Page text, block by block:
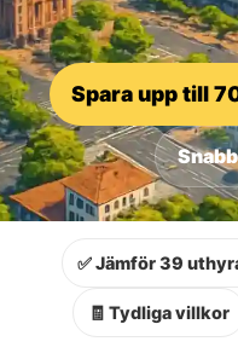
Spara upp till
✅ Jämför 39
🧾 Tydliga villkor